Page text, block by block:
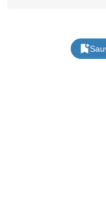
d’origine. Il a juste été
essayé une fois mais n’a